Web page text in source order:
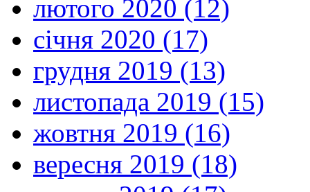
лютого 2020 (12)
січня 2020 (17)
грудня 2019 (13)
листопада 2019 (15)
жовтня 2019 (16)
вересня 2019 (18)